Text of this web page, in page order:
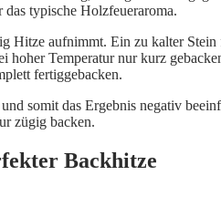
typische Holzfeueraroma.
Hitze aufnimmt. Ein zu kalter
Temperatur nur kurz
fertiggebacken.
somit das Ergebnis negativ
zügig backen.
Backhitze